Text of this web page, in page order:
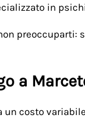
in
a
un costo